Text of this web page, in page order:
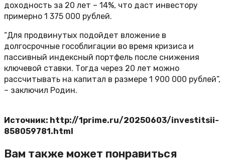
доходность за 20 лет – 14%, что даст инвестору
примерно 1 375 000 рублей.
“Для продвинутых подойдет вложение в
долгосрочные гособлигации во время кризиса и
пассивный индексный портфель после снижения
ключевой ставки. Тогда через 20 лет можно
рассчитывать на капитал в размере 1 900 000 рублей”,
– заключил Родин.
Источник: http://1prime.ru/20250603/investitsii-
858059781.html
Вам также может понравиться